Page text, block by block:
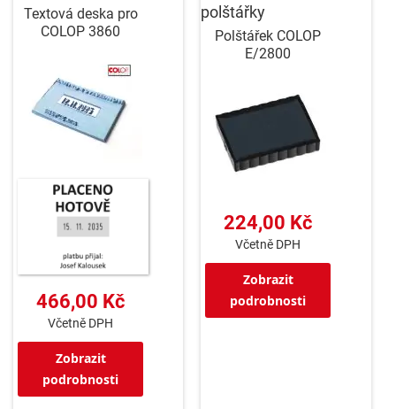
Textová deska pro
COLOP 3860
466,00 Kč
Včetně DPH
Zobrazit
podrobnosti
polštářky
Polštářek COLOP
E/2800
224,00 Kč
Včetně DPH
Zobrazit
podrobnosti